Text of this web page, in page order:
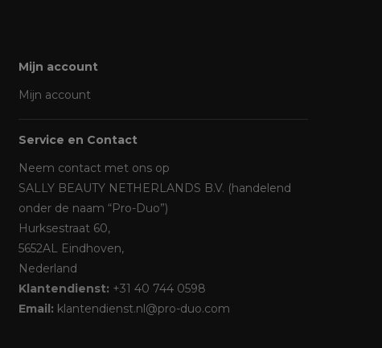
Mijn account
Mijn account
Service en Contact
Neem contact met ons op
SALLY BEAUTY NETHERLANDS B.V. (handelend
onder de naam “Pro-Duo”)
Hurksestraat 60,
5652AL Eindhoven,
Nederland
Klantendienst: +31 40 744 0598
Email: klantendienst.nl@pro-duo.com